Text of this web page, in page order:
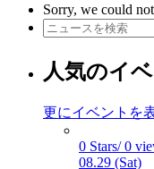
Sorry, we could
人気のイ
更にイベントを
0 Stars/ 0
08.29 (Sat)